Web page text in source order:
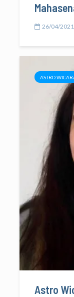
26/04/2021
ASTRO
Astro